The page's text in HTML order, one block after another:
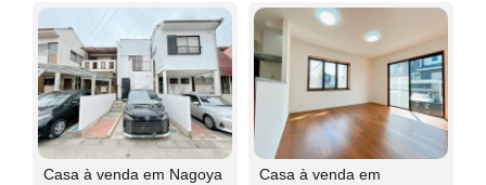
Casa à venda em Nagoya
Casa à venda em